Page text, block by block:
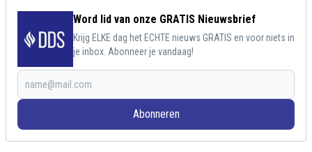
Word lid van onze GRATIS Nieuwsbrief
Krijg ELKE dag het ECHTE nieuws GRATIS en voor niets in
je inbox. Abonneer je vandaag!
Abonneren